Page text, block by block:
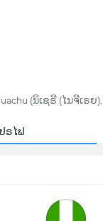
(ນິເຊຣີ (ໄນຈີເຣ
ຣໄຟ